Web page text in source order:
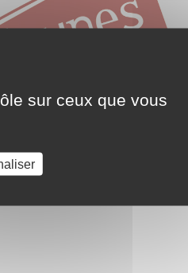
sur ceux que vous